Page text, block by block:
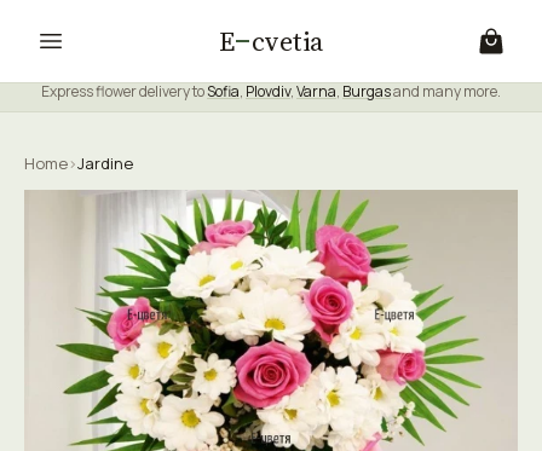
E cvetia
Express flower delivery toSofia, Plovdiv,Varna, Burgasand many more.
Home›Jardine